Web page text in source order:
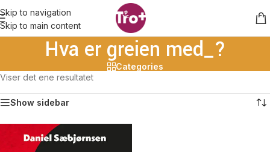
Skip to navigation
Skip to main content
Hva er greien med_?
Categories
Viser det ene resultatet
Show sidebar